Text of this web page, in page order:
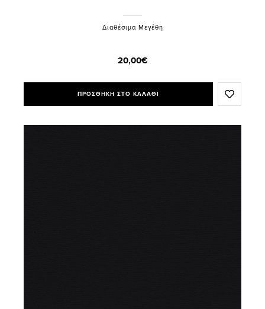
Διαθέσιμα Μεγέθη
20,00€
ΠΡΟΣΘΗΚΗ ΣΤΟ ΚΑΛΑΘΙ